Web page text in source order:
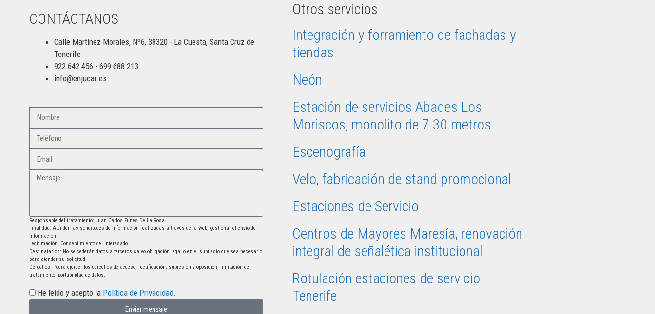
CONTÁCTANOS
Calle Martínez Morales, Nº6, 38320 - La Cuesta, Santa Cruz de
Tenerife
922 642 456 - 699 688 213
info@enjucar.es
Responsable del tratamiento: Juan Carlos Funes De La Rosa.
Finalidad: Atender las solicitudes de información realizadas a través de la web, gestionar el envío de
información.
Legitimación: Consentimiento del interesado.
Destinatarios: No se cederán datos a terceros salvo obligación legal o en el supuesto que sea necesario
para atender su solicitud.
Derechos: Podrá ejercer los derechos de acceso, rectificación, supresión y oposición, limitación del
tratamiento, portabilidad de datos.
He leído y acepto la Política de Privacidad.
Enviar mensaje
Otros servicios
Integración y forramiento de fachadas y
tiendas
Neón
Estación de servicios Abades Los
Moriscos, monolito de 7.30 metros
Escenografía
Velo, fabricación de stand promocional
Estaciones de Servicio
Centros de Mayores Maresía, renovación
integral de señalética institucional
Rotulación estaciones de servicio
Tenerife